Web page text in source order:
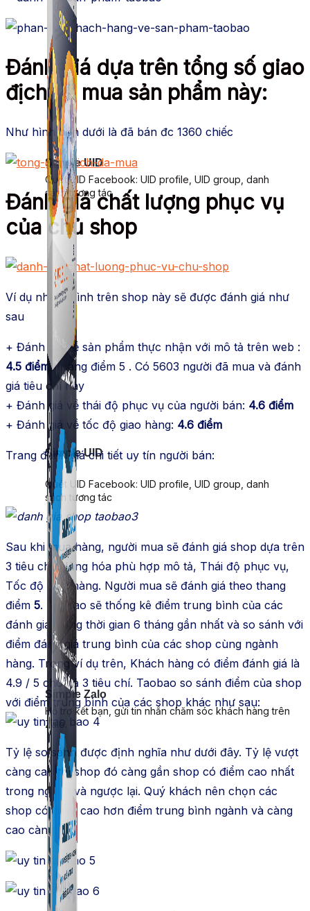
Simple UID
Quét UID Facebook: UID profile, UID group, danh
sách tương tác
Simple Zalo
Hỗ trợ kết bạn, gửi tin nhắn chăm sóc khách hàng trên
Zalo.
Simple UID
Quét UID Facebook: UID profile, UID group, danh
sách tương tác
Đánh giá dựa trên tổng số giao
địch đã mua sản phẩm này:
Như hình bên dưới là đã bán đc 1360 chiếc
Đánh giá chất lượng phục vụ
của chủ shop
Ví dụ như ở hình trên shop này sẽ được đánh giá như
sau
+ Đánh giá về sản phẩm thực nhận với mô tả trên web :
4.5 điểm / thang điểm 5 . Có 5603 người đã mua và đánh
giá tiêu chí này
+ Đánh giá về thái độ phục vụ của người bán: 4.6 điểm
+ Đánh giá về tốc độ giao hàng: 4.6 điểm
Trang đánh giá chi tiết uy tín người bán:
Sau khi mua hàng, người mua sẽ đánh giá shop dựa trên
3 tiêu chí: Hàng hóa phù hợp mô tả, Thái độ phục vụ,
Tốc độ giao hàng. Người mua sẽ đánh giá theo thang
điểm 5. Taobao sẽ thống kê điểm trung bình của các
đánh giá trong thời gian 6 tháng gần nhất và so sánh với
điểm đánh giá trung bình của các shop cùng ngành
hàng. Trong ví dụ trên, Khách hàng có điểm đánh giá là
4.9 / 5 cho cả 3 tiêu chí. Taobao so sánh điểm của shop
với điểm trung bình của các shop khác như sau:
Tỷ lệ so sánh được định nghĩa như dưới đây. Tỷ lệ vượt
càng cao thì shop đó càng gần shop có điểm cao nhất
trong ngành và ngược lại. Quý khách nên chọn các
shop có điểm cao hơn điểm trung bình ngành và càng
cao càng tốt: